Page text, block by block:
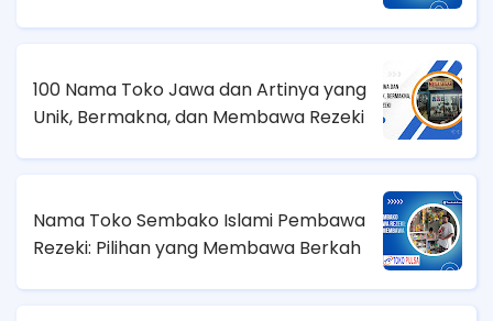
100 Nama Toko Jawa dan Artinya yang
Unik, Bermakna, dan Membawa Rezeki
Nama Toko Sembako Islami Pembawa
Rezeki: Pilihan yang Membawa Berkah